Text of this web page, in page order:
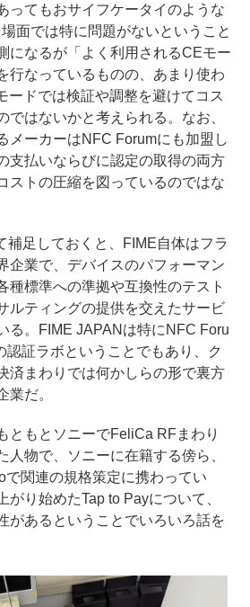
ってもおサイフケータイのような
面では特に問題がないということ
になるが「よく利用されるCEモー
行なっているものの、あまり使わ
ードでは検証や調整を避けてコス
ではないかと考えられる。なお、
メーカーはNFC Forumにも加盟し
支払いならびに認定の取得の両方
ストの圧縮を図っているのではな
補足しておくと、FIME自体はフラ
企業で、デバイスのパフォーマン
種標準への準拠や互換性のテスト
ルティングの提供を交えたサービ
る。FIME JAPANは特にNFC Foru
認証ラボということでもあり、ク
済まわりでは何かしらの形で裏方
業だ。
ともとソニーでFeliCa RFまわり
人物で、ソニーに在籍する傍ら、
で関連の規格策定に携わってい
がり始めたTap to Payについて、
があるということでいろいろ話を